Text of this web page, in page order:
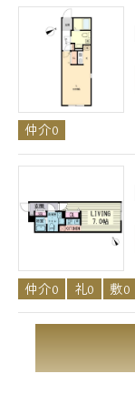
仲介0
仲介0 礼0 敷0